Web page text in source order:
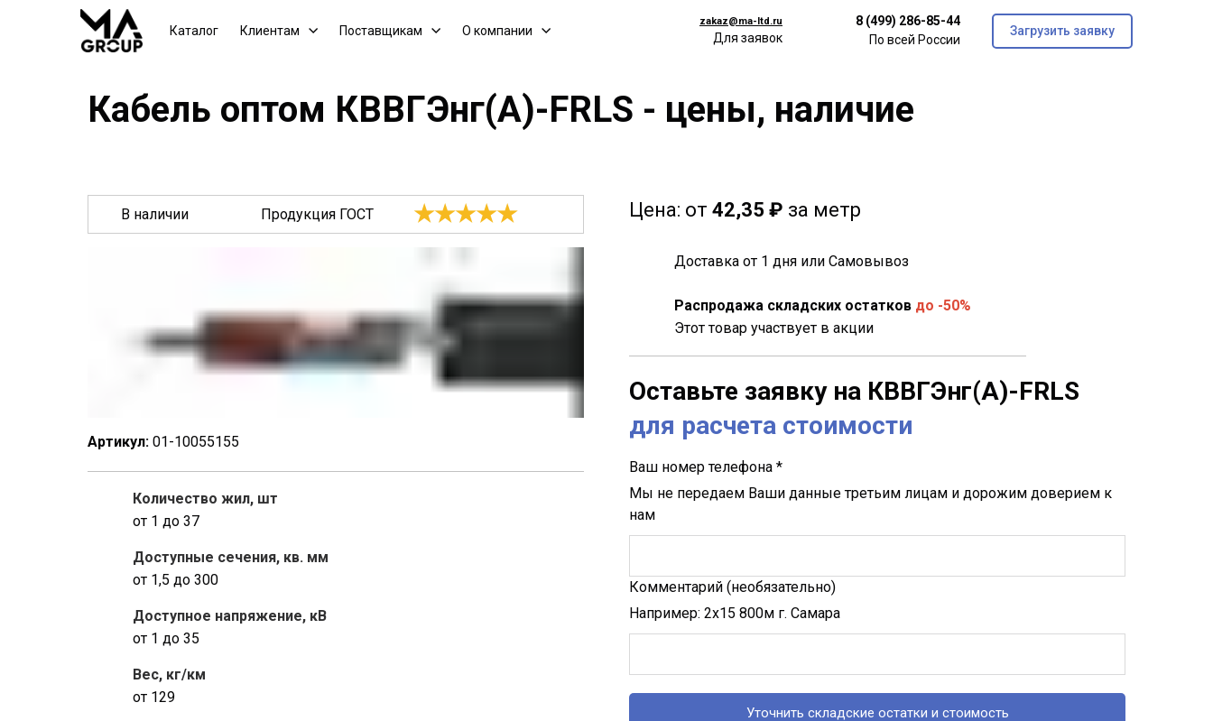
Каталог Клиентам Поставщикам О компании
zakaz@ma-ltd.ru
Для заявок
8 (499) 286-85-44
По всей России
Загрузить заявку
Кабель оптом КВВГЭнг(A)-FRLS - цены, наличие
В наличии Продукция ГОСТ ★★★★★
Артикул: 01-10055155
Количество жил, шт
от 1 до 37
Доступные сечения, кв. мм
от 1,5 до 300
Доступное напряжение, кВ
от 1 до 35
Вес, кг/км
от 129
Цена: от 42,35 ₽ за метр
Доставка от 1 дня или Самовывоз
Распродажа складских остатков до -50%
Этот товар участвует в акции
Оставьте заявку на КВВГЭнг(A)-FRLS
для расчета стоимости
Ваш номер телефона *
Мы не передаем Ваши данные третьим лицам и дорожим доверием к
нам
Комментарий (необязательно)
Например: 2х15 800м г. Самара
Уточнить складские остатки и стоимость